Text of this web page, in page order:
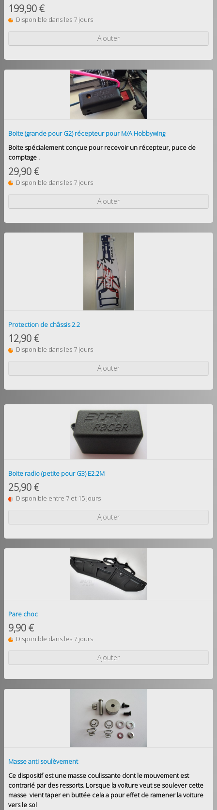
199,90 €
Disponible dans les 7 jours
Ajouter
Boite (grande pour G2) récepteur pour M/A Hobbywing
Boite spécialement conçue pour recevoir un récepteur, puce de
comptage .
29,90 €
Disponible dans les 7 jours
Ajouter
Protection de châssis 2.2
12,90 €
Disponible dans les 7 jours
Ajouter
Boite radio (petite pour G3) E2.2M
25,90 €
Disponible entre 7 et 15 jours
Ajouter
Pare choc
9,90 €
Disponible dans les 7 jours
Ajouter
Masse anti soulèvement
Ce dispositif est une masse coulissante dont le mouvement est
contrarié par des ressorts. Lorsque la voiture veut se soulever cette
masse vient taper en buttée cela a pour effet de ramener la voiture
vers le sol